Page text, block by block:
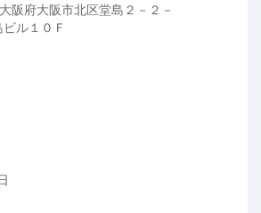
阪府大阪市北区堂島２－２－
ル１０Ｆ